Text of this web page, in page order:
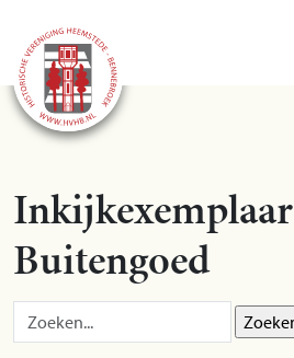
Inkijkexemplaar
Buitengoed
Zoek op: